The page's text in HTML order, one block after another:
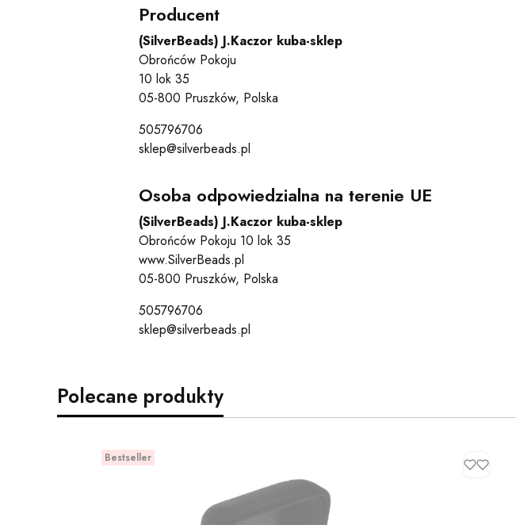
Producent
(SilverBeads) J.Kaczor kuba-sklep
Obrońców Pokoju
10 lok 35
05-800 Pruszków, Polska
505796706
sklep@silverbeads.pl
Osoba odpowiedzialna na terenie UE
(SilverBeads) J.Kaczor kuba-sklep
Obrońców Pokoju 10 lok 35
www.SilverBeads.pl
05-800 Pruszków, Polska
505796706
sklep@silverbeads.pl
Polecane produkty
Bestseller